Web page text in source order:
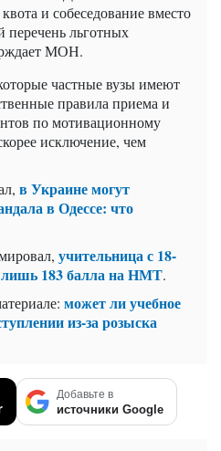
и собеседование вместо
перечень льготных
МОН.
частные вузы имеют
правила приема и
по мотивационному
исключение, чем
в Украине могут
в Одессе: что
учительница с 18-
183 балла на НМТ.
может ли учебное
из-за розыска
Добавьте в
источники Google